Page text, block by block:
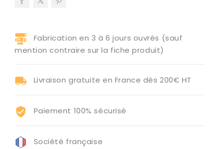
Fabrication en 3 à 6 jours ouvrés (sauf
mention contraire sur la fiche produit)
Livraison gratuite en France dès 200€ HT
Paiement 100% sécurisé
Société française